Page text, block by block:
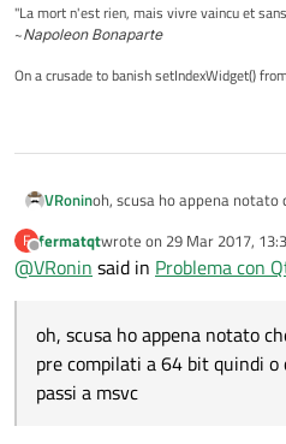
"La mort n'est rien, mais vivre vaincu et
~Napoleon Bonaparte
On a crusade to banish setIndexWidget()
VRoninoh, scusa ho appena
msvc
F
Offline
fermatqtwrote on 29 Mar 2017,
last edited by
@VRonin said in Problema con
oh, scusa ho appena notato
pre compilati a 64 bit quindi
passi a msvc